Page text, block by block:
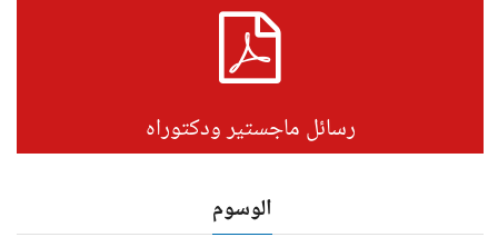
رسائل ماجستير ودكتوراه
الوسوم